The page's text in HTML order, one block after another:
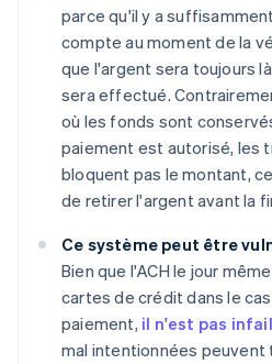
parce qu'il y a
compte au moment de la
que l'argent sera toujours
sera effectué.
où les fonds sont
paiement est autorisé, les
bloquent pas le montant,
de retirer l'argent avant la
Ce système peut être
Bien que l'ACH le jour
cartes de crédit dans le
paiement, il n'est pas
mal intentionnées peuvent